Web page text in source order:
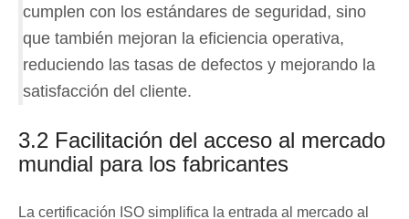
cumplen con los estándares de seguridad, sino
que también mejoran la eficiencia operativa,
reduciendo las tasas de defectos y mejorando la
satisfacción del cliente.
3.2 Facilitación del acceso al mercado
mundial para los fabricantes
La certificación ISO simplifica la entrada al mercado al